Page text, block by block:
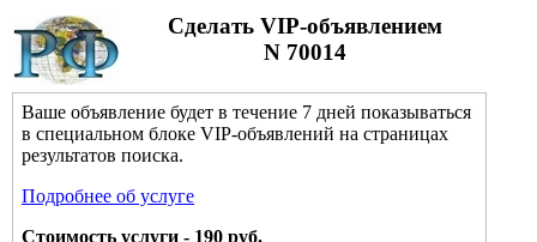
Сделать VIP-объявлением
N 70014
Ваше объявление будет в течение 7 дней показываться
в специальном блоке VIP-объявлений на страницах
результатов поиска.
Подробнее об услуге
Стоимость услуги - 190 руб.